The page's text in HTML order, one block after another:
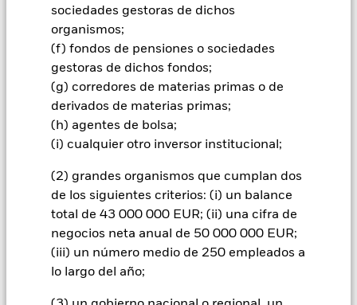
sociedades gestoras de dichos
organismos;
(f) fondos de pensiones o sociedades
gestoras de dichos fondos;
(g) corredores de materias primas o de
derivados de materias primas;
(h) agentes de bolsa;
(i) cualquier otro inversor institucional;
(2) grandes organismos que cumplan dos
de los siguientes criterios: (i) un balance
total de 43 000 000 EUR; (ii) una cifra de
negocios neta anual de 50 000 000 EUR;
(iii) un número medio de 250 empleados a
lo largo del año;
procedimientos adecuados para minimizar el riesgo de
contagio a otras clases de acciones. En el menú desplegable
listado de todas las clases de acciones del fondo: las clases de
acciones con cobertura de divisas se identifican mediante la
palabra «Hedged» en su nombre. Además, el listado
completo de todas las clases de acciones con cobertura de
divisas está disponible mediante solicitud a la sociedad
gestora del fondo.
para reducir los gastos, el propio Fondo percibirá el 62,5% de
los ingresos asociadas que se generen, y el 37,5% restante se
recibirá por BlackRock en calidad de agente de préstamo de
valores. Debido a que el reparto de los ingresos por préstamos
de valores no incrementa los costes de funcionamiento del
Fondo, esto ha quedado excluido de los gastos corrientes.